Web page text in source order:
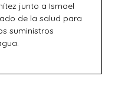
junto a Ismael
de la salud para
suministros